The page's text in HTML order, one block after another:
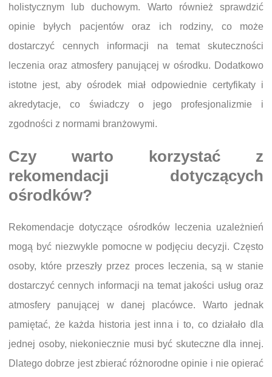
holistycznym lub duchowym. Warto również sprawdzić
opinie byłych pacjentów oraz ich rodziny, co może
dostarczyć cennych informacji na temat skuteczności
leczenia oraz atmosfery panującej w ośrodku. Dodatkowo
istotne jest, aby ośrodek miał odpowiednie certyfikaty i
akredytacje, co świadczy o jego profesjonalizmie i
zgodności z normami branżowymi.
Czy warto korzystać z
rekomendacji dotyczących
ośrodków?
Rekomendacje dotyczące ośrodków leczenia uzależnień
mogą być niezwykle pomocne w podjęciu decyzji. Często
osoby, które przeszły przez proces leczenia, są w stanie
dostarczyć cennych informacji na temat jakości usług oraz
atmosfery panującej w danej placówce. Warto jednak
pamiętać, że każda historia jest inna i to, co działało dla
jednej osoby, niekoniecznie musi być skuteczne dla innej.
Dlatego dobrze jest zbierać różnorodne opinie i nie opierać